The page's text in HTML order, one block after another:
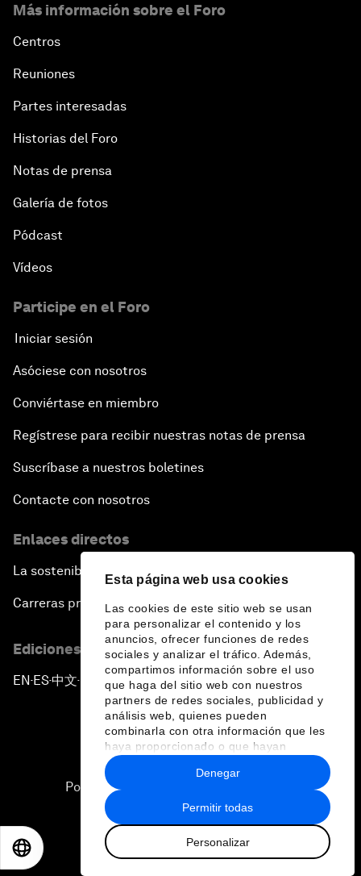
Esta página web usa cookies
Las cookies de este sitio web se usan
para personalizar el contenido y los
anuncios, ofrecer funciones de redes
sociales y analizar el tráfico. Además,
compartimos información sobre el uso
que haga del sitio web con nuestros
partners de redes sociales, publicidad y
análisis web, quienes pueden
combinarla con otra información que les
haya proporcionado o que hayan
recopilado a partir del uso que haya
hecho de sus servicios.
Permitir todas
Personalizar
Denegar
Más información sobre el Foro
Centros
Reuniones
Partes interesadas
Historias del Foro
Notas de prensa
Galería de fotos
Pódcast
Vídeos
Participe en el Foro
Iniciar sesión
Asóciese con nosotros
Conviértase en miembro
Regístrese para recibir nuestras notas de prensa
Suscríbase a nuestros boletines
Contacte con nosotros
Enlaces directos
La sostenibilidad en el Foro
Carreras profesionales
Ediciones en otros idiomas
EN ▪ES▪中文▪ 日本語
Política de privacidad y normas de uso
Sitemap
2026 Foro Económico Mundial